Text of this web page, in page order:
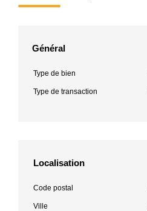
Général
Type de bien
Type de transaction
Localisation
Code postal
Ville